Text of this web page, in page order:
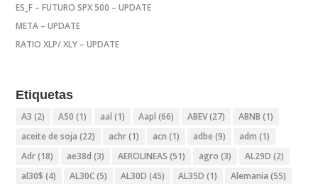
ES_F – FUTURO SPX 500 – UPDATE
META – UPDATE
RATIO XLP/ XLY – UPDATE
Etiquetas
A3 (2) A50 (1) aal (1) Aapl (66) ABEV(27) ABNB (1)
aceite de soja (22) achr(1) acn (1) adbe (9) adm (1)
Adr(18) ae38d (3) AEROLINEAS (51) agro (3) AL29D (2)
al30$ (4) AL30C(5) AL30D (45) AL35D (1) Alemania (55)